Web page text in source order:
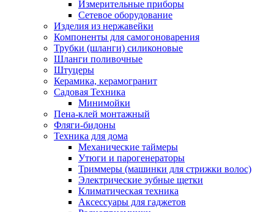
Измерительные приборы
Сетевое оборудование
Изделия из нержавейки
Компоненты для самогоноварения
Трубки (шланги) силиконовые
Шланги поливочные
Штуцеры
Керамика, керамогранит
Садовая Техника
Минимойки
Пена-клей монтажный
Фляги-бидоны
Техника для дома
Механические таймеры
Утюги и парогенераторы
Триммеры (машинки для стрижки волос)
Электрические зубные щетки
Климатическая техника
Аксессуары для гаджетов